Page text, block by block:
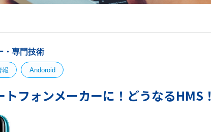
・専門技術
報 Andoroid
フォンメーカーに！どうなるHMS！